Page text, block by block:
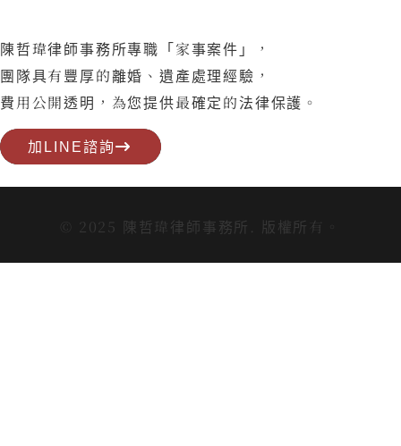
陳哲瑋律師事務所專職「家事案件」，
團隊具有豐厚的離婚、遺產處理經驗，
費用公開透明，為您提供最確定的法律保護。
加LINE諮詢
© 2025 陳哲瑋律師事務所. 版權所有。